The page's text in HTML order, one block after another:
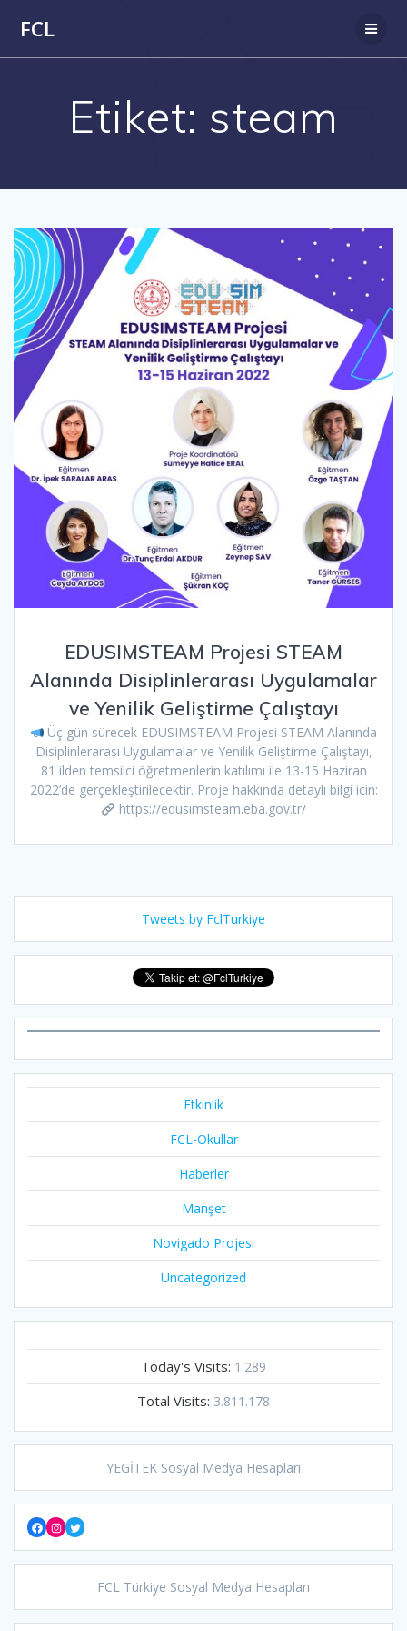
FCL
Etiket: steam
EDUSIMSTEAM Projesi STEAM
Alanında Disiplinlerarası Uygulamalar
ve Yenilik Geliştirme Çalıştayı
Üç gün sürecek EDUSIMSTEAM Projesi STEAM Alanında
Disiplinlerarası Uygulamalar ve Yenilik Geliştirme Çalıştayı,
81 ilden temsilci öğretmenlerin katılımı ile 13-15 Haziran
2022’de gerçekleştirilecektir. Proje hakkında detaylı bilgi icin:
https://edusimsteam.eba.gov.tr/
Tweets by FclTurkiye
Etkinlik
FCL-Okullar
Haberler
Manşet
Novigado Projesi
Uncategorized
Today's Visits: 1.289
Total Visits: 3.811.178
YEGİTEK Sosyal Medya Hesapları
Facebook
Instagram
Twitter
FCL Türkiye Sosyal Medya Hesapları